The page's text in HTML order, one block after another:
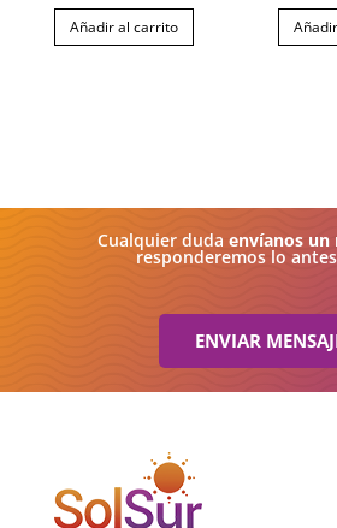
Añadir al carrito
Cualquier dudaenvíanos un
responderemos lo
ENVIAR